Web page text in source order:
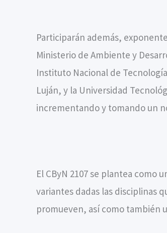
Participarán además,
Ministerio de Ambiente y
Instituto Nacional de
Luján, y la Universidad
incrementando y tomando un
El CByN 2107 se plantea como
variantes dadas las disciplinas
promueven, así como también